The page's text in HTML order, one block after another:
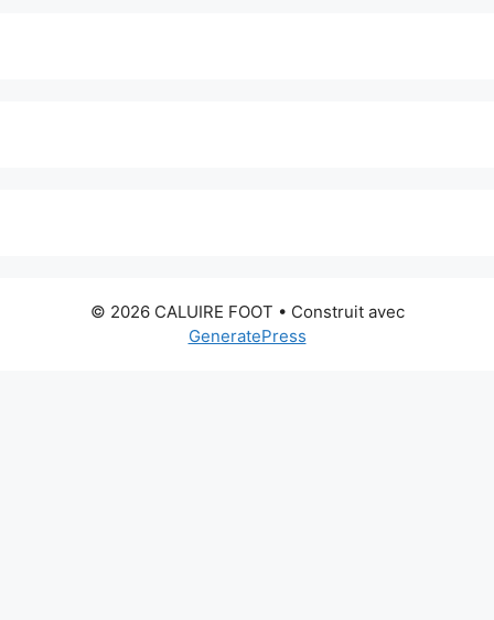
© 2026 CALUIRE FOOT • Construit avec
GeneratePress